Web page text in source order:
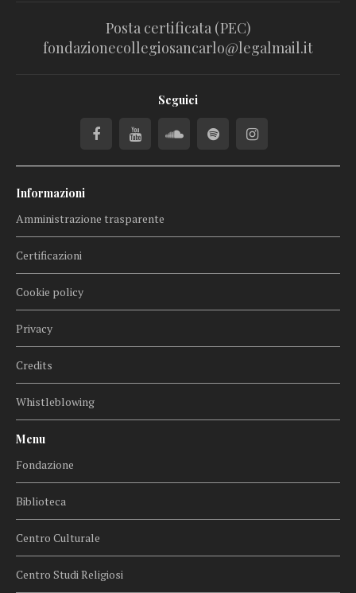
Posta certificata (PEC)
fondazionecollegiosancarlo@legalmail.it
Seguici
Informazioni
Amministrazione trasparente
Certificazioni
Cookie policy
Privacy
Credits
Whistleblowing
Menu
Fondazione
Biblioteca
Centro Culturale
Centro Studi Religiosi